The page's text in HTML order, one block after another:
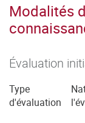
Modalités
Évaluation
Type
d'évaluation